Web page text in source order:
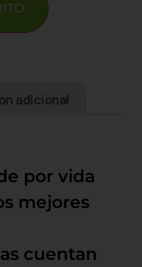
adicional
por vida
mejores
cuentan